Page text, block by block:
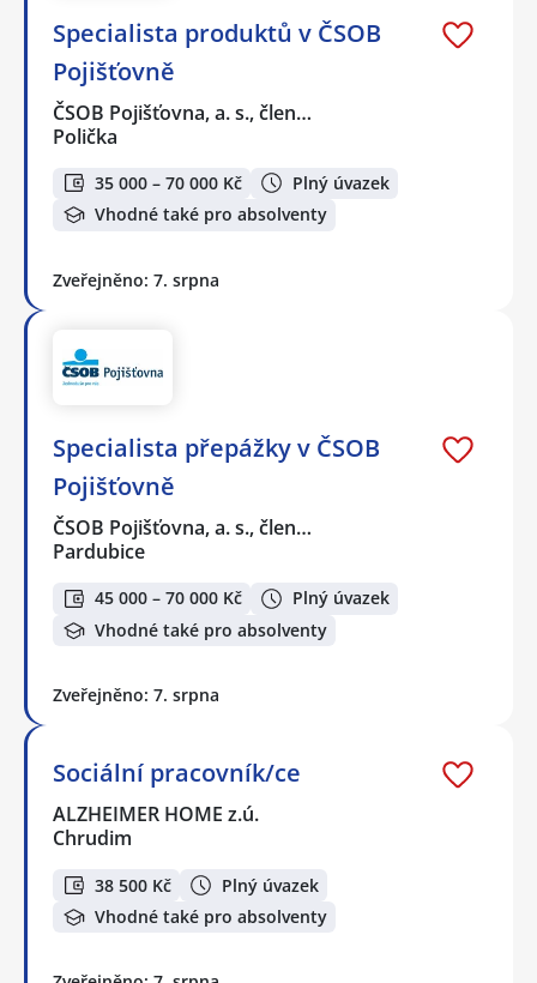
Specialista produktů v ČSOB
Pojišťovně
ČSOB Pojišťovna, a. s., člen…
Polička
35 000 – 70 000 Kč
Plný úvazek
Vhodné také pro absolventy
Zveřejněno: 7. srpna
Specialista přepážky v ČSOB
Pojišťovně
ČSOB Pojišťovna, a. s., člen…
Pardubice
45 000 – 70 000 Kč
Plný úvazek
Vhodné také pro absolventy
Zveřejněno: 7. srpna
Sociální pracovník/ce
ALZHEIMER HOME z.ú.
Chrudim
38 500 Kč
Plný úvazek
Vhodné také pro absolventy